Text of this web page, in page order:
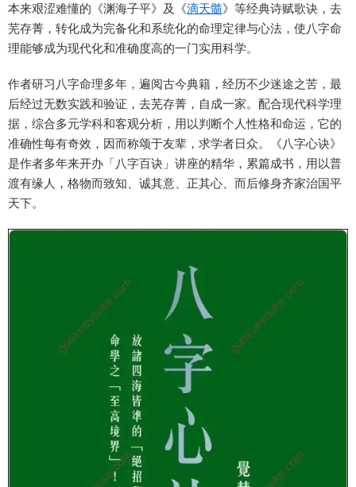
本来艰涩难懂的《渊海子平》及《滴天髓》等经典诗赋歌诀，去
芜存菁，转化成为完备化和系统化的命理定律与心法，使八字命
理能够成为现代化和准确度高的一门实用科学。
作者研习八字命理多年，遍阅古今典籍，经历不少迷途之苦，最
后经过无数实践和验证，去芜存菁，自成一家。配合现代科学理
据，综合多元学科和客观分析，用以判断个人性格和命运，它的
准确性每有奇效，因而称颂于友辈，求学者日众。《八字心诀》
是作者多年来开办「八字百诀」讲座的精华，累篇成书，用以普
渡有缘人，格物而致知、诚其意、正其心、而后修身齐家治国平
天下。